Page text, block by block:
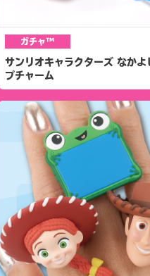
ガチャ™
サンリオキャラクターズ なかよ
プチャーム